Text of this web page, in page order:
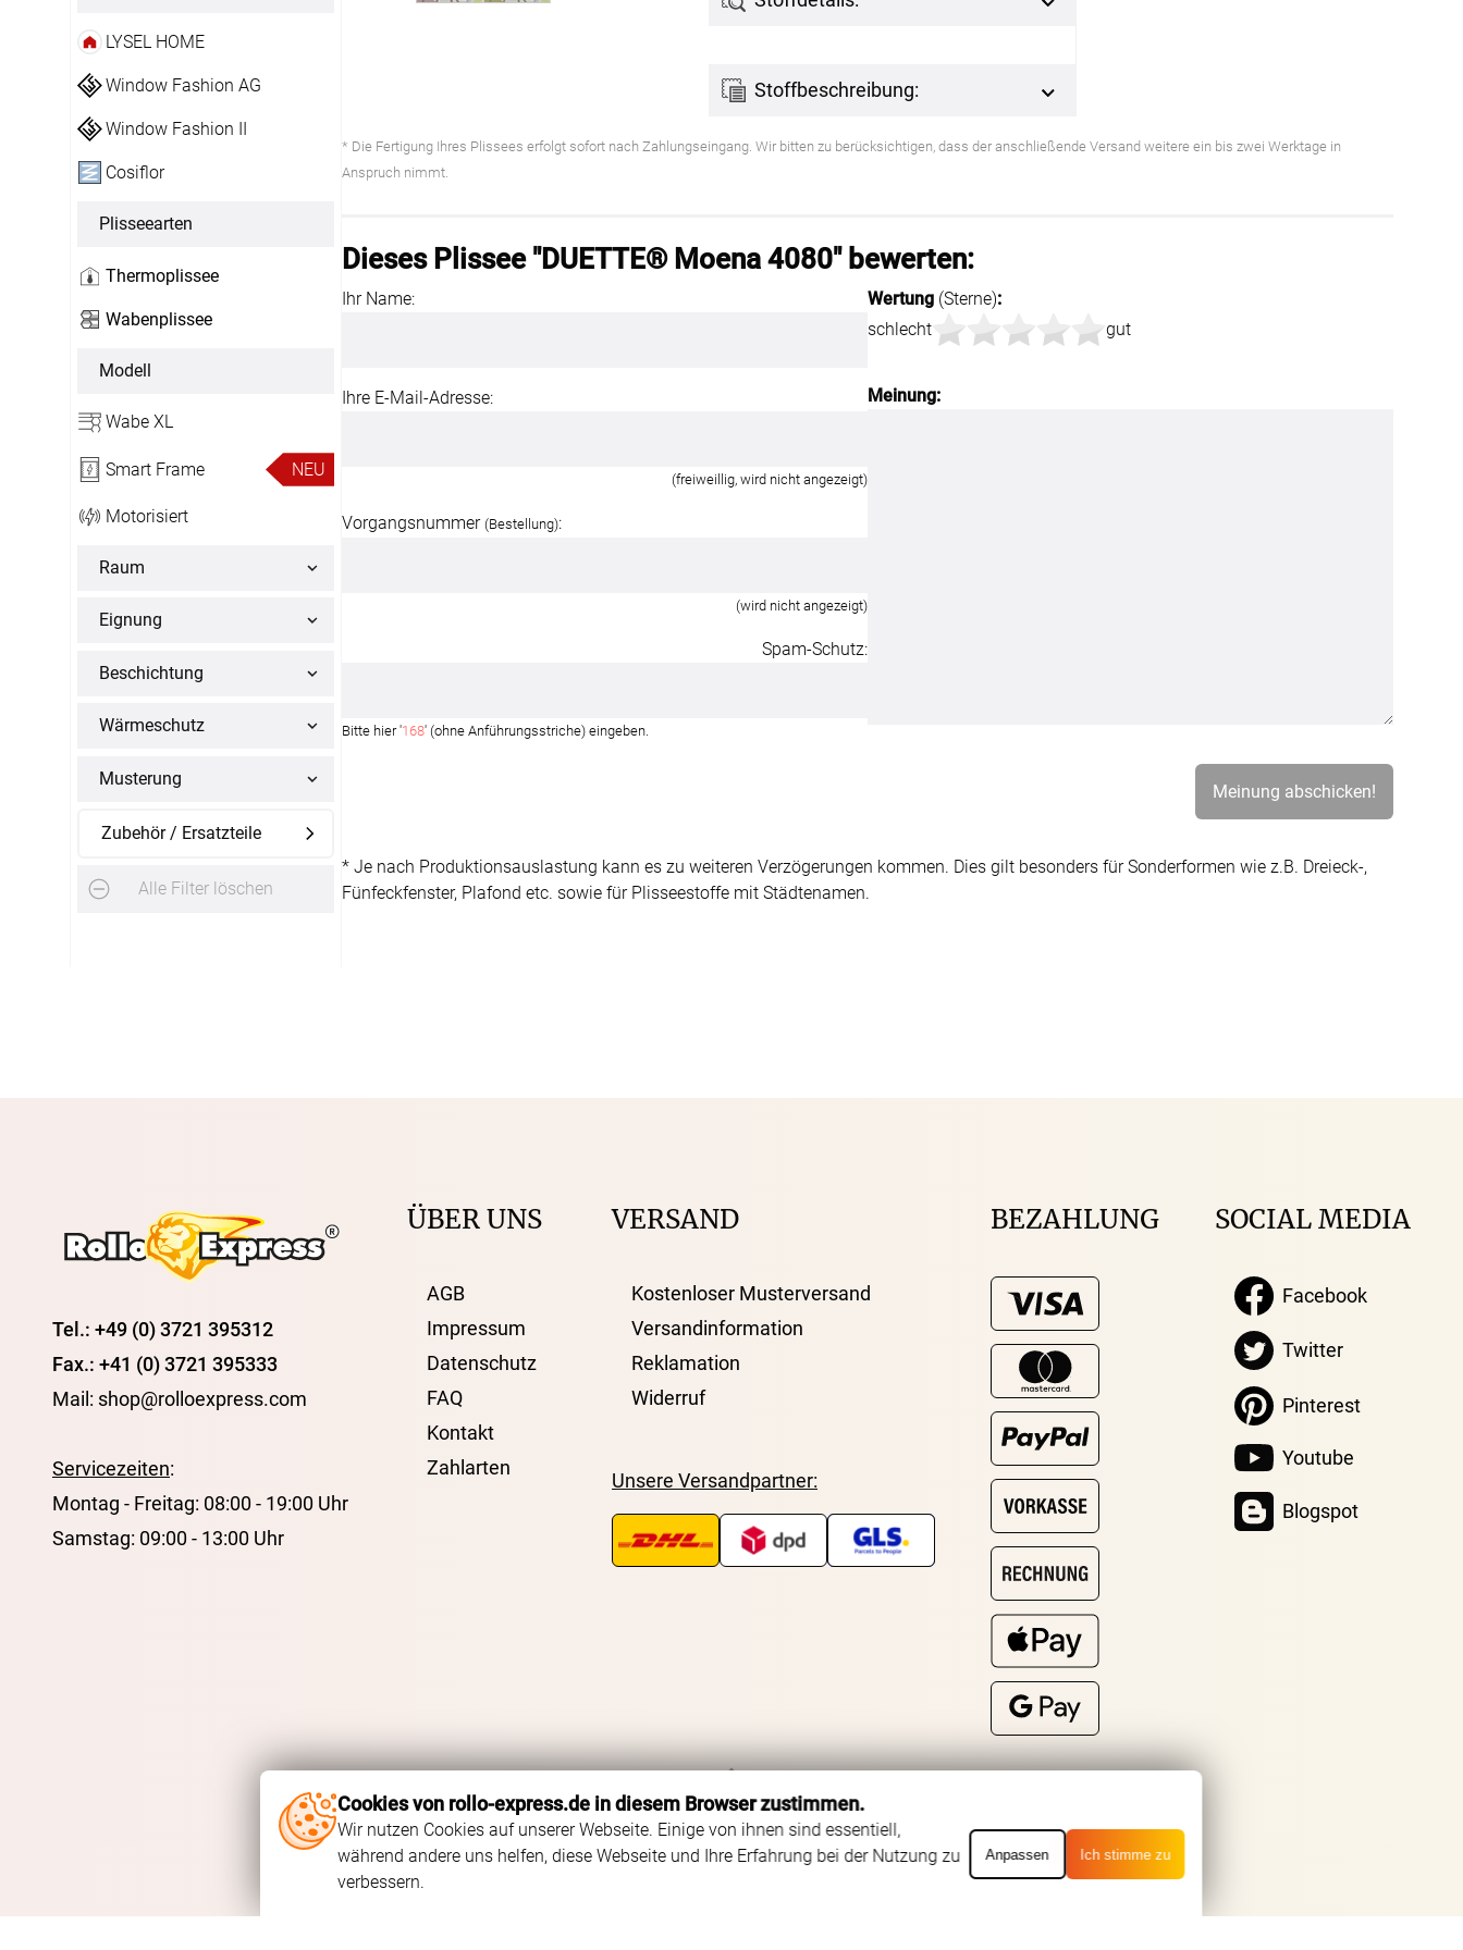
Tel.: +49 (0) 3721 395312
Fax.: +41 (0) 3721 395333
Servicezeiten:
Samstag: 09:00 - 13:00 Uhr
FAQ
Versandinformation
Widerruf
LYSEL HOME
Window Fashion AG
Window Fashion II
Cosiflor
Plisseearten
Thermoplissee
Wabenplissee
Modell
Wabe XL
Smart Frame NEU
Motorisiert
Raum
Eignung
Beschichtung
Wärmeschutz
Musterung
Zubehör / Ersatzteile
Alle Filter löschen
Stoffbeschreibung:
* Die Fertigung Ihres Plissees erfolgt sofort nach Zahlungseingang. Wir bitten zu berücksichtigen, dass der anschließende Versand weitere ein bis zwei Werktage in
Anspruch nimmt.
Dieses Plissee "DUETTE® Moena 4080" bewerten:
Ihr Name:
Ihre E-Mail-Adresse:
(freiweillig, wird nicht angezeigt)
Vorgangsnummer (Bestellung):
(wird nicht angezeigt)
Spam-Schutz:
Bitte hier '168' (ohne Anführungsstriche) eingeben.
Wertung (Sterne):
schlecht
gut
Meinung:
* Je nach Produktionsauslastung kann es zu weiteren Verzögerungen kommen. Dies gilt besonders für Sonderformen wie z.B. Dreieck-,
Fünfeckfenster, Plafond etc. sowie für Plisseestoffe mit Städtenamen.
Cookies von rollo-express.de in diesem Browser zustimmen.
Wir nutzen Cookies auf unserer Webseite. Einige von ihnen sind essentiell,
während andere uns helfen, diese Webseite und Ihre Erfahrung bei der Nutzung zu
verbessern.
Anpassen Ich stimme zu
Tel.: +49 (0) 3721 395312
Fax.: +41 (0) 3721 395333
Mail: shop@rolloexpress.com
Servicezeiten:
Montag - Freitag: 08:00 - 19:00 Uhr
Samstag: 09:00 - 13:00 Uhr
ÜBER UNS
AGB
Impressum
Datenschutz
FAQ
Kontakt
Zahlarten
VERSAND
Kostenloser Musterversand
Versandinformation
Reklamation
Widerruf
Unsere Versandpartner:
BEZAHLUNG SOCIAL MEDIA
Facebook
Twitter
Pinterest
Youtube
Blogspot
Zurück zum Seitenanfang